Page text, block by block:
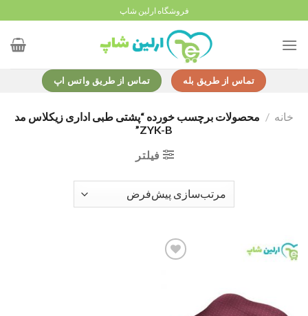
to
content
فروشگاه ارلین شاپ
تماس از طریق بله تماس از طریق واتس اپ
خانه / محصولات برچسب خورده “پشتی طبی اداری زیکلاس مد
ZYK-B”
فیلتر